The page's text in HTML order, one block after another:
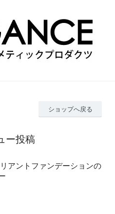
ショップへ戻る
ー投稿
アントファンデーションの